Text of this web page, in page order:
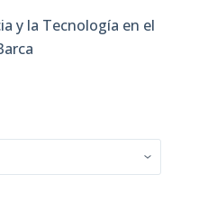
y la Tecnología en el